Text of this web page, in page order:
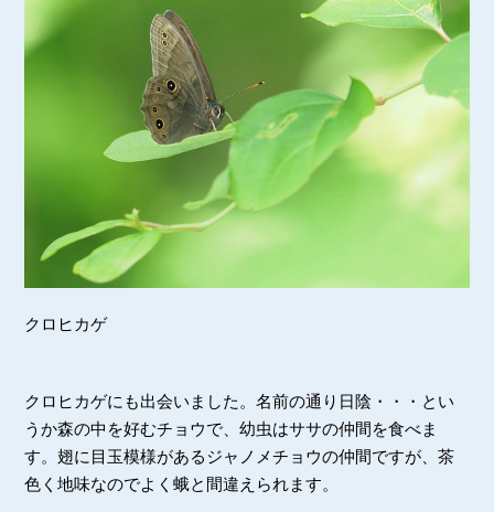
クロヒカゲ
クロヒカゲにも出会いました。名前の通り日陰・・・とい
うか森の中を好むチョウで、幼虫はササの仲間を食べま
す。翅に目玉模様があるジャノメチョウの仲間ですが、茶
色く地味なのでよく蛾と間違えられます。